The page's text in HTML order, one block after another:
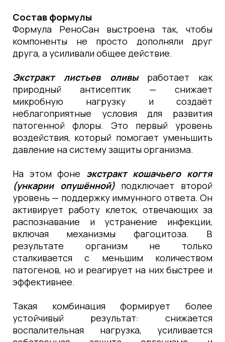
Состав формулы
Формула РеноСан выстроена так, чтобы
компоненты не просто дополняли друг
друга, а усиливали общее действие.
Экстракт листьев оливыработает как
природный антисептик — снижает
микробную нагрузку и создаёт
неблагоприятные условия для развития
патогенной флоры. Это первый уровень
воздействия, который помогает уменьшить
давление на систему защиты организма.
На этом фоне экстракт кошачьего когтя
(ункарии опушённой)подключает второй
уровень — поддержку иммунного ответа. Он
активирует работу клеток, отвечающих за
распознавание и устранение инфекции,
включая механизмы фагоцитоза. В
результате организм не только
сталкивается с меньшим количеством
патогенов, но и реагирует на них быстрее и
эффективнее.
Такая комбинация формирует более
устойчивый результат: снижается
воспалительная нагрузка, усиливается